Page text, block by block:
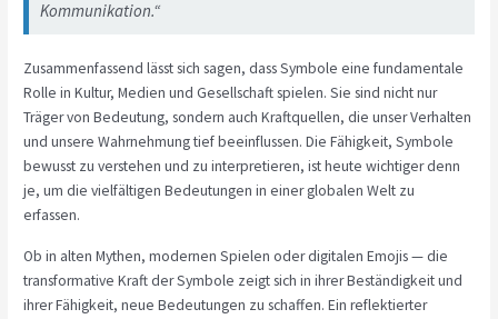
Kommunikation.“
Zusammenfassend lässt sich sagen, dass Symbole eine fundamentale
Rolle in Kultur, Medien und Gesellschaft spielen. Sie sind nicht nur
Träger von Bedeutung, sondern auch Kraftquellen, die unser Verhalten
und unsere Wahrnehmung tief beeinflussen. Die Fähigkeit, Symbole
bewusst zu verstehen und zu interpretieren, ist heute wichtiger denn
je, um die vielfältigen Bedeutungen in einer globalen Welt zu
erfassen.
Ob in alten Mythen, modernen Spielen oder digitalen Emojis — die
transformative Kraft der Symbole zeigt sich in ihrer Beständigkeit und
ihrer Fähigkeit, neue Bedeutungen zu schaffen. Ein reflektierter